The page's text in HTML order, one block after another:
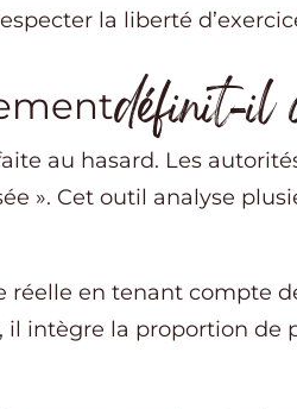
la liberté
définit-il
faite au hasard. Les
». Cet outil analyse
en tenant compte
intègre la proportion de